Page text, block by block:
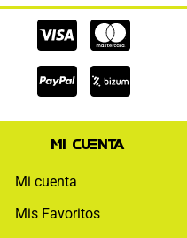
Cc-
visa
Cc-
Cc-
paypal
Mi cuenta
Mi cuenta
Mis Favoritos